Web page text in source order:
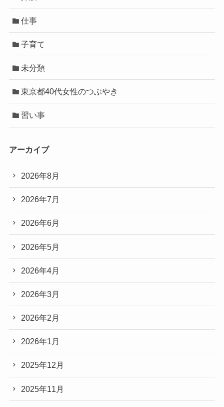
仕事
子育て
未分類
東京都40代女性のつぶやき
習い事
アーカイブ
2026年8月
2026年7月
2026年6月
2026年5月
2026年4月
2026年3月
2026年2月
2026年1月
2025年12月
2025年11月